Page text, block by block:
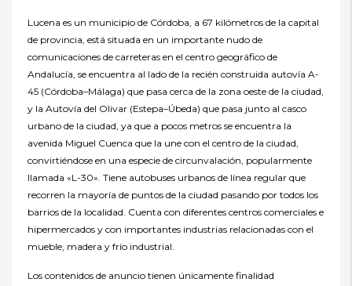
Lucena es un municipio de Córdoba, a 67 kilómetros de la capital
de provincia, está situada en un importante nudo de
comunicaciones de carreteras en el centro geográfico de
Andalucía, se encuentra al lado de la recién construida autovía A-
45 (Córdoba–Málaga) que pasa cerca de la zona oeste de la ciudad,
y la Autovía del Olivar (Estepa–Úbeda) que pasa junto al casco
urbano de la ciudad, ya que a pocos metros se encuentra la
avenida Miguel Cuenca que la une con el centro de la ciudad,
convirtiéndose en una especie de circunvalación, popularmente
llamada «L-30». Tiene autobuses urbanos de línea regular que
recorren la mayoría de puntos de la ciudad pasando por todos los
barrios de la localidad. Cuenta con diferentes centros comerciales e
hipermercados y con importantes industrias relacionadas con el
mueble, madera y frío industrial.
Los contenidos de anuncio tienen únicamente finalidad